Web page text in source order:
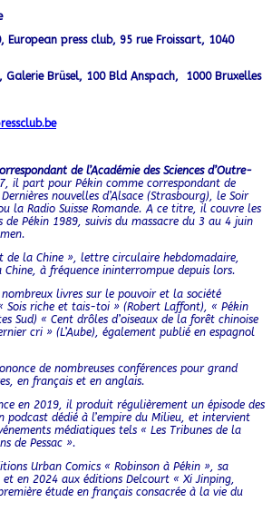
European press club, 95 rue Froissart, 1040
Galerie Brüsel, 100 Bld Anspach, 1000 Bruxelles
de l’Académie des Sciences d’Outre-
il part pour Pékin comme correspondant de
nouvelles d’Alsace (Strasbourg), le Soir
la Radio Suisse Romande. A ce titre, il couvre les
de Pékin 1989, suivis du massacre du 3 au 4 juin
de la Chine », lettre circulaire hebdomadaire,
Chine, à fréquence ininterrompue depuis lors.
livres sur le pouvoir et la société
Sois riche et tais-toi » (Robert Laffont), « Pékin
Sud) « Cent drôles d’oiseaux de la forêt chinoise
cri » (L’Aube), également publié en espagnol
de nombreuses conférences pour grand
en français et en anglais.
en 2019, il produit régulièrement un épisode des
podcast dédié à l’empire du Milieu, et intervient
médiatiques tels « Les Tribunes de la
de Pessac ».
Urban Comics « Robinson à Pékin », sa
et en 2024 aux éditions Delcourt « Xi Jinping,
étude en français consacrée à la vie du